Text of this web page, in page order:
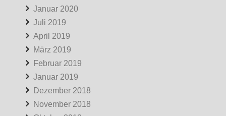
Januar 2020
Juli 2019
April 2019
März 2019
Februar 2019
Januar 2019
Dezember 2018
November 2018